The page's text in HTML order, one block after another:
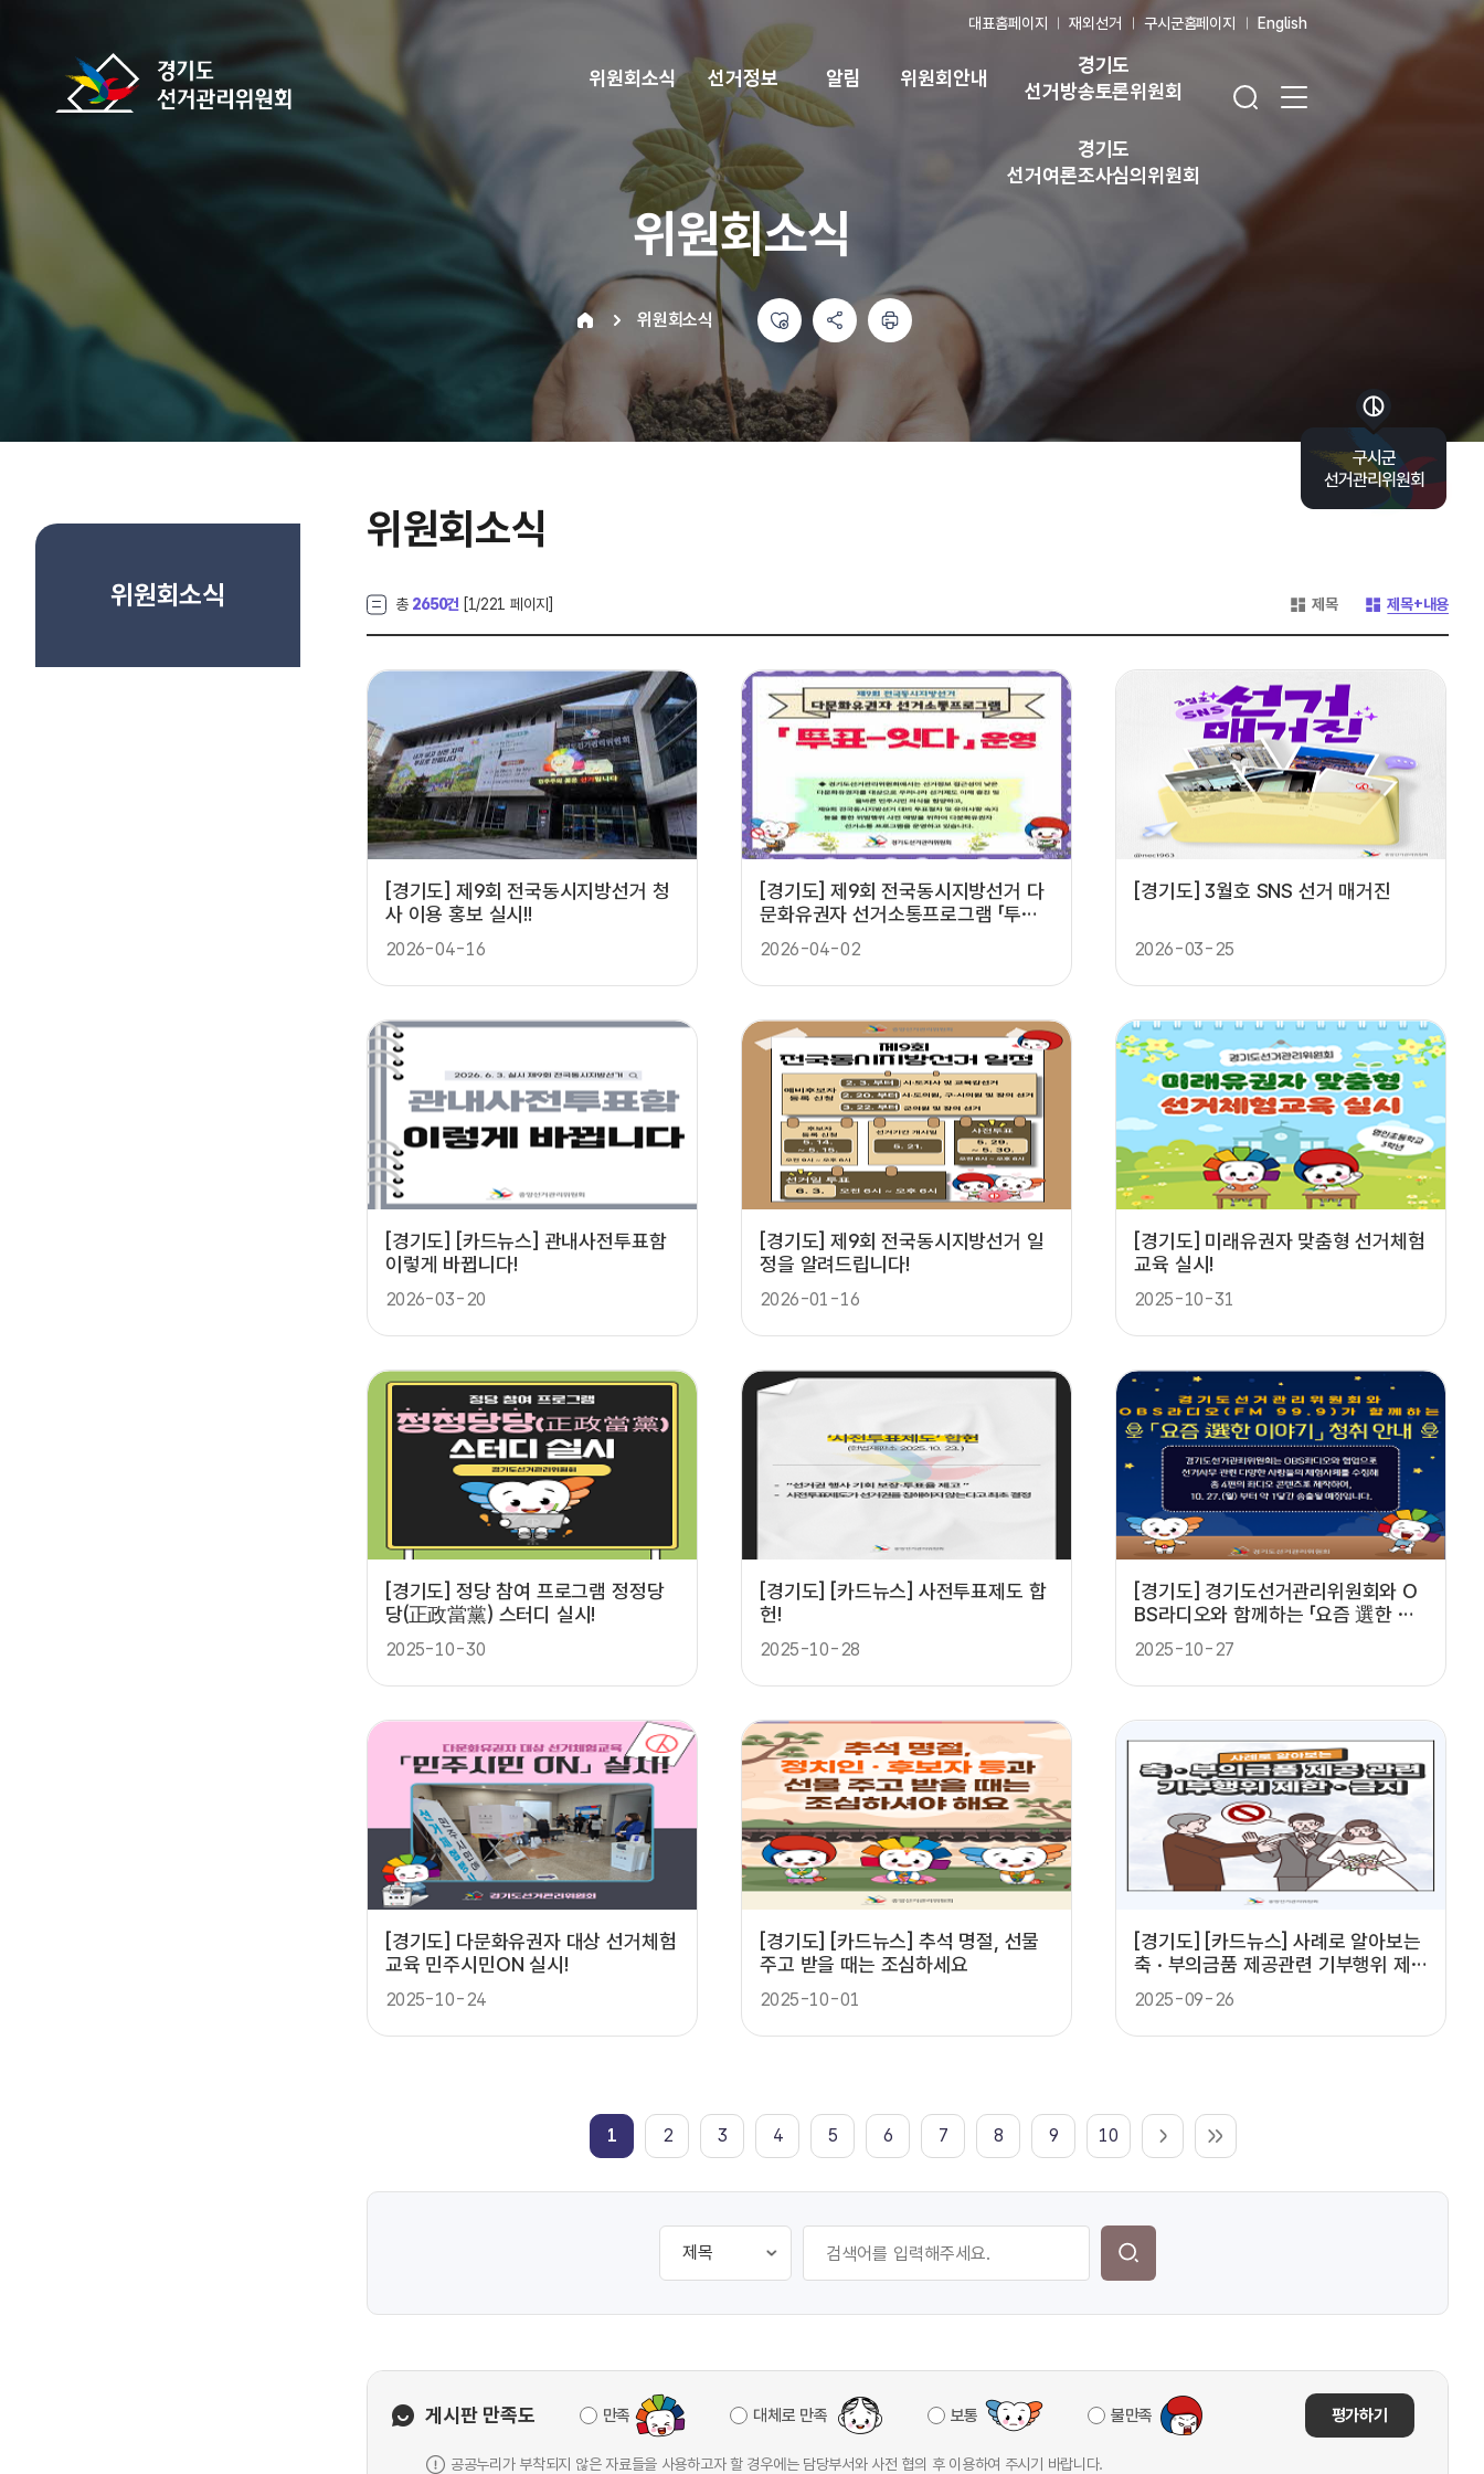
대표홈페이지 재외선거 구시군홈페이지 English
위원회소식 선거정보 알림 위원회안내
경기도
선거방송토론위원회
경기도
선거여론조사심의위원회
위원회소식
위원회소식
위원회소식
위원회소식
총 2650건 [1/221 페이지] 제목 제목+내용
[경기도] 제9회 전국동시지방선거 청
사 이용 홍보 실시!!
2026-04-16
[경기도] 제9회 전국동시지방선거 다
문화유권자 선거소통프로그램 「투표-
잇다」 운영
2026-04-02
[경기도] 3월호 SNS 선거 매거진
2026-03-25
[경기도] [카드뉴스] 관내사전투표함
이렇게 바뀝니다!
2026-03-20
[경기도] 제9회 전국동시지방선거 일
정을 알려드립니다!
2026-01-16
[경기도] 미래유권자 맞춤형 선거체험
교육 실시!
2025-10-31
[경기도] 정당 참여 프로그램 정정당
당(正政當黨) 스터디 실시!
2025-10-30
[경기도] [카드뉴스] 사전투표제도 합
헌!
2025-10-28
[경기도] 경기도선거관리위원회와 O
BS라디오와 함께하는 「요즘 選한 이
야기」 청취 안내!
2025-10-27
[경기도] 다문화유권자 대상 선거체험
교육 민주시민ON 실시!
2025-10-24
[경기도] [카드뉴스] 추석 명절, 선물
주고 받을 때는 조심하세요
2025-10-01
[경기도] [카드뉴스] 사례로 알아보는
축 · 부의금품 제공관련 기부행위 제
한 · 금지
2025-09-26
1 2 3 4 5 6 7 8 9 10
게시판 만족도 만족 대체로 만족 보통 불만족 평가하기
공공누리가 부착되지 않은 자료들을 사용하고자 할 경우에는 담당부서와 사전 협의 후 이용하여 주시기 바랍니다.
구시군
선거관리위원회
바로가기 목록 열기